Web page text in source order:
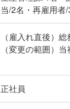
当/2名・再雇用者/
（雇入れ直後）
（変更の範囲）
正社員